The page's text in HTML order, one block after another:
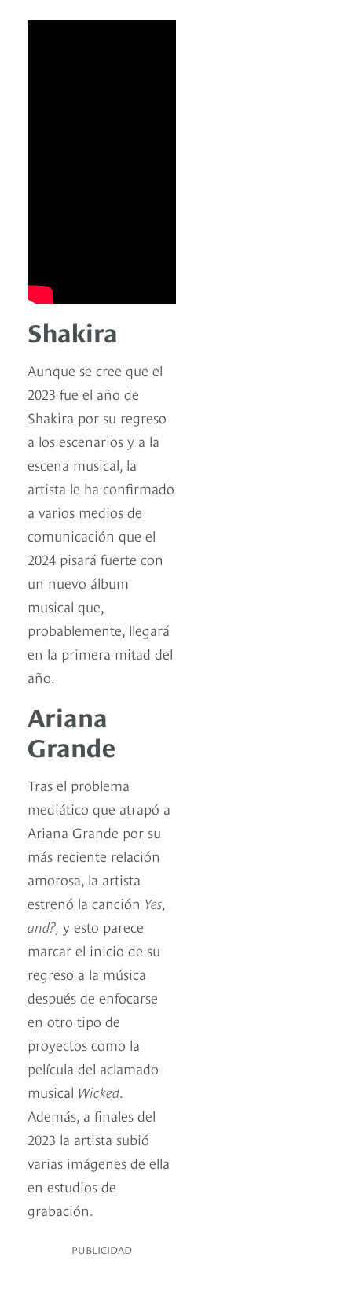
Shakira
Aunque se cree que el
2023 fue el año de
Shakira por su regreso
a los escenarios y a la
escena musical, la
artista le ha confirmado
a varios medios de
comunicación que el
2024 pisará fuerte con
un nuevo álbum
musical que,
probablemente, llegará
en la primera mitad del
año.
Ariana
Grande
Tras el problema
mediático que atrapó a
Ariana Grande por su
más reciente relación
amorosa, la artista
estrenó la canción Yes,
and?, y esto parece
marcar el inicio de su
regreso a la música
después de enfocarse
en otro tipo de
proyectos como la
película del aclamado
musical Wicked.
Además, a finales del
2023 la artista subió
varias imágenes de ella
en estudios de
grabación.
PUBLICIDAD